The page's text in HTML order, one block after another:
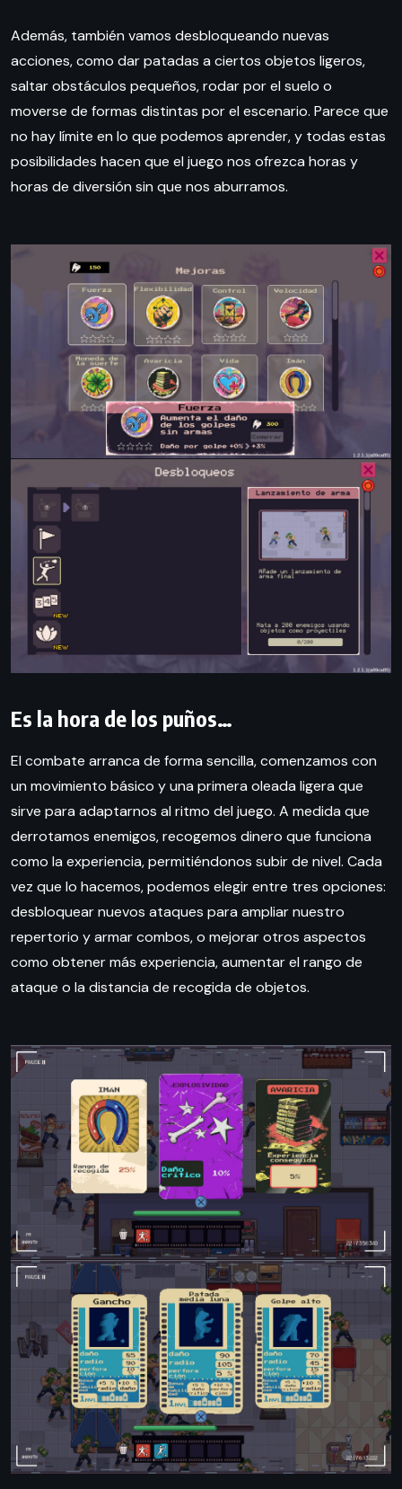
Además, también vamos desbloqueando nuevas
acciones, como dar patadas a ciertos objetos ligeros,
saltar obstáculos pequeños, rodar por el suelo o
moverse de formas distintas por el escenario. Parece que
no hay límite en lo que podemos aprender, y todas estas
posibilidades hacen que el juego nos ofrezca horas y
horas de diversión sin que nos aburramos.
Es la hora de los puños…
El combate arranca de forma sencilla, comenzamos con
un movimiento básico y una primera oleada ligera que
sirve para adaptarnos al ritmo del juego. A medida que
derrotamos enemigos, recogemos dinero que funciona
como la experiencia, permitiéndonos subir de nivel. Cada
vez que lo hacemos, podemos elegir entre tres opciones:
desbloquear nuevos ataques para ampliar nuestro
repertorio y armar combos, o mejorar otros aspectos
como obtener más experiencia, aumentar el rango de
ataque o la distancia de recogida de objetos.